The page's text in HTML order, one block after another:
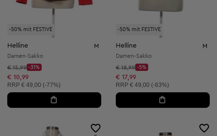
-50% mit FESTIVE
Helline M
Damen-Sakko
Startpreis:
€ 15,99
Discount Price:
-31%
Reduzierter Preis:
€ 10,99
Unverbindliche Preisempfehlung:
RRP € 49,00 (-77%)
-50% mit FESTIVE
Helline M
Damen-Sakko
Startpreis:
€ 18,99
Discount Price:
-5%
Reduzierter Preis:
€ 17,99
Unverbindliche Preisempfehlung:
RRP € 49,00 (-63%)